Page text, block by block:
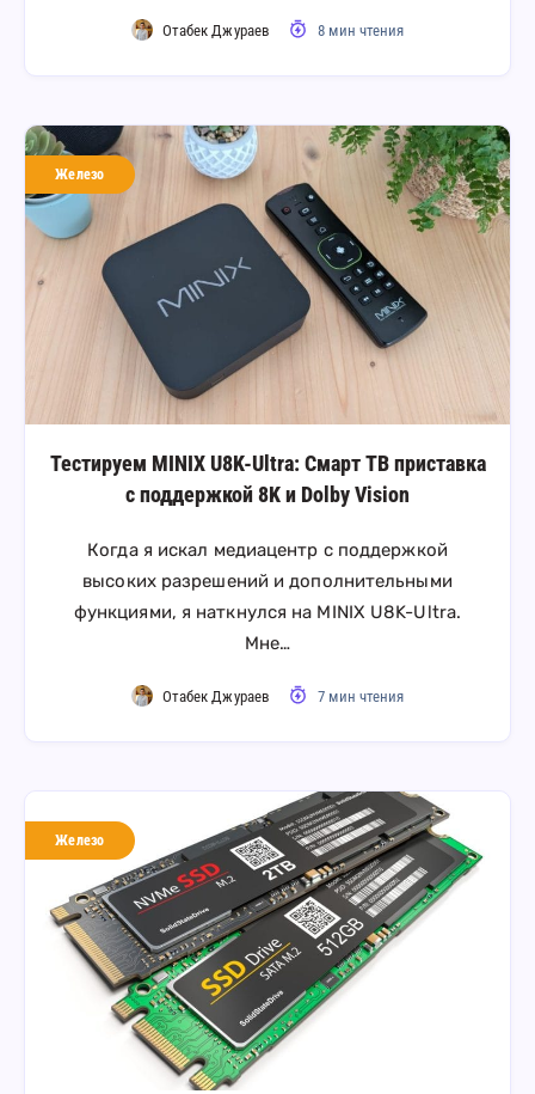
Отабек Джураев 8 мин чтения
Железо
Тестируем MINIX U8K-Ultra: Смарт ТВ приставка
с поддержкой 8K и Dolby Vision
Когда я искал медиацентр с поддержкой
высоких разрешений и дополнительными
функциями, я наткнулся на MINIX U8K-Ultra.
Мне…
Отабек Джураев 7 мин чтения
Железо